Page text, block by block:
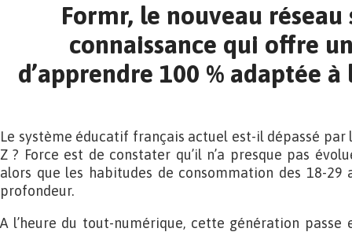
Formr, le nouveau réseau
connaissance qui offre
d’apprendre 100 % adaptée
Le système éducatif français actuel est-il dépassé
Z ? Force est de constater qu’il n’a presque pas
alors que les habitudes de consommation des 18-29
profondeur.
A l’heure du tout-numérique, cette génération